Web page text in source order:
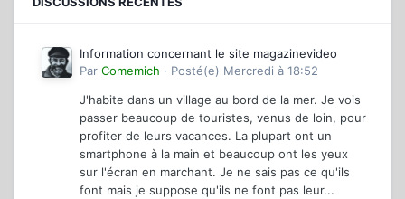
Information concernant le site magazinevideo
Par Comemich · Posté(e) Mercredi à 18:52
J'habite dans un village au bord de la mer. Je vois
passer beaucoup de touristes, venus de loin, pour
profiter de leurs vacances. La plupart ont un
smartphone à la main et beaucoup ont les yeux
sur l'écran en marchant. Je ne sais pas ce qu'ils
font mais je suppose qu'ils ne font pas leur...